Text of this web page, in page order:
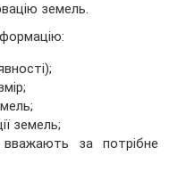
земель.
земель;
за потрібне